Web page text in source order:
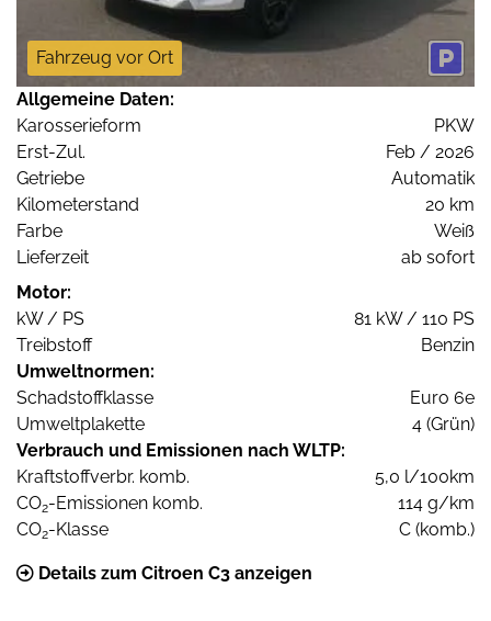
Fahrzeug vor Ort
Allgemeine Daten:
Karosserieform
PKW
Erst-Zul.
Feb / 2026
Getriebe
Automatik
Kilometerstand
20 km
Farbe
Weiß
Lieferzeit
ab sofort
Motor:
kW / PS
81 kW / 110 PS
Treibstoff
Benzin
Umweltnormen:
Schadstoffklasse
Euro 6e
Umweltplakette
4 (Grün)
Verbrauch und Emissionen nach WLTP:
Kraftstoffverbr. komb.
5,0 l/100km
CO2-Emissionen komb.
114 g/km
CO2-Klasse C (komb.)
Details zum Citroen C3 anzeigen